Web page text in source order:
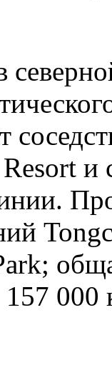
и
157